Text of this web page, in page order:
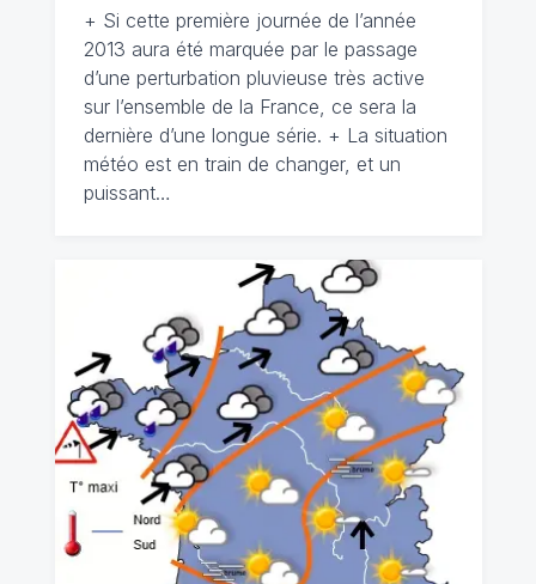
+ Si cette première journée de l’année
2013 aura été marquée par le passage
d’une perturbation pluvieuse très active
sur l’ensemble de la France, ce sera la
dernière d’une longue série. + La situation
météo est en train de changer, et un
puissant…